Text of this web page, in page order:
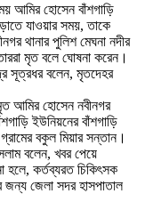
আমির হোসেন বাঁশগাড়ি
যাওয়ার সময়, তাকে
থানার পুলিশ মেঘনা নদীর
মৃত বলে ঘোষনা করেন।
সূত্রধর বলেন, মৃতদেহর
আমির হোসেন নবীনগর
ইউনিয়নের বাঁশগাড়ি
বকুল মিয়ার সন্তান।
বলেন, খবর পেয়ে
হলে, কর্তব্যরত চিকিৎসক
জেলা সদর হাসপাতাল